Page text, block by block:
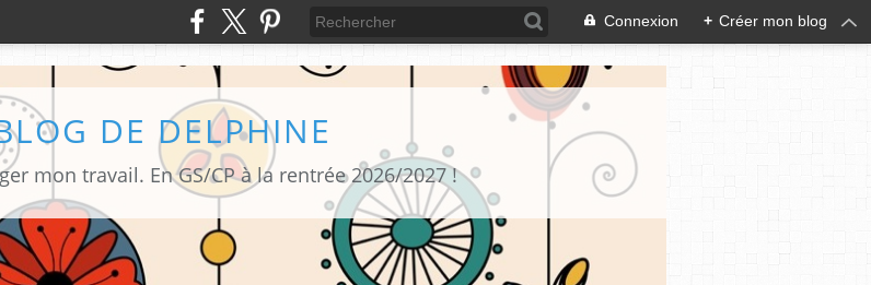
Connexion + Créer mon blog
DE DELPHINE
mon travail. En GS/CP à la rentrée 2026/2027 !